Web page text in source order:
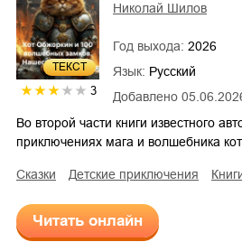
ТЕКСТ
3 Добавлено
Николай Шилов
Год выхода: 2026
Язык: Русский
Во второй части книги известного
приключениях мага и волшебника
сказки детские приключения
Читать онлайн